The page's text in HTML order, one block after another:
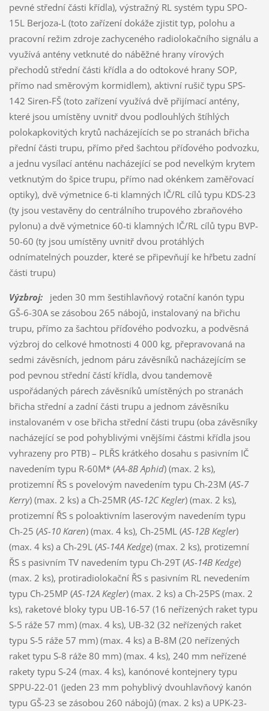
pevné střední části křídla), výstražný RL systém typu SPO-
15L Berjoza-L (toto zařízení dokáže zjistit typ, polohu a
pracovní režim zdroje zachyceného radiolokačního signálu a
využívá antény vetknuté do náběžné hrany vírových
přechodů střední části křídla a do odtokové hrany SOP,
přímo nad směrovým kormidlem), aktivní rušič typu SPS-
142 Siren-FŠ (toto zařízení využívá dvě přijímací antény,
které jsou umístěny uvnitř dvou podlouhlých štíhlých
polokapkovitých krytů nacházejících se po stranách břicha
přední části trupu, přímo před šachtou příďového podvozku,
a jednu vysílací anténu nacházející se pod nevelkým krytem
vetknutým do špice trupu, přímo nad okénkem zaměřovací
optiky), dvě výmetnice 6-ti klamných IČ/RL cílů typu KDS-23
(ty jsou vestavěny do centrálního trupového zbraňového
pylonu) a dvě výmetnice 60-ti klamných IČ/RL cílů typu BVP-
50-60 (ty jsou umístěny uvnitř dvou protáhlých
odnímatelných pouzder, které se připevňují ke hřbetu zadní
části trupu)
Výzbroj:jeden 30 mm šestihlavňový rotační kanón typu
GŠ-6-30A se zásobou 265 nábojů, instalovaný na břichu
trupu, přímo za šachtou příďového podvozku, a podvěsná
výzbroj do celkové hmotnosti 4 000 kg, přepravovaná na
sedmi závěsních, jednom páru závěsníků nacházejícím se
pod pevnou střední částí křídla, dvou tandemově
uspořádaných párech závěsníků umístěných po stranách
břicha střední a zadní části trupu a jednom závěsníku
instalovaném v ose břicha střední části trupu (oba závěsníky
nacházející se pod pohyblivými vnějšími částmi křídla jsou
vyhrazeny pro PTB) – PLŘS krátkého dosahu s pasivním IČ
navedením typu R-60M* (AA-8B Aphid) (max. 2 ks),
protizemní ŘS s povelovým navedením typu Ch-23M (AS-7
Kerry) (max. 2 ks) a Ch-25MR (AS-12C Kegler) (max. 2 ks),
protizemní ŘS s poloaktivním laserovým navedením typu
Ch-25 (AS-10 Karen) (max. 4 ks), Ch-25ML (AS-12B Kegler)
(max. 4 ks) a Ch-29L (AS-14A Kedge) (max. 2 ks), protizemní
ŘS s pasivním TV navedením typu Ch-29T (AS-14B Kedge)
(max. 2 ks), protiradiolokační ŘS s pasivním RL nevedením
typu Ch-25MP (AS-12A Kegler) (max. 2 ks) a Ch-25PS (max. 2
ks), raketové bloky typu UB-16-57 (16 neřízených raket typu
S-5 ráže 57 mm) (max. 4 ks), UB-32 (32 neřízených raket
typu S-5 ráže 57 mm) (max. 4 ks) a B-8M (20 neřízených
raket typu S-8 ráže 80 mm) (max. 4 ks), 240 mm neřízené
rakety typu S-24 (max. 4 ks), kanónové kontejnery typu
SPPU-22-01 (jeden 23 mm pohyblivý dvouhlavňový kanón
typu GŠ-23 se zásobou 260 nábojů) (max. 2 ks) a UPK-23-